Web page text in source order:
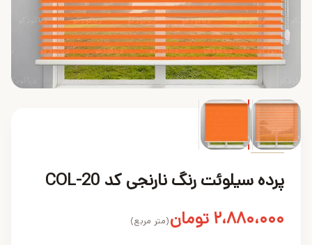
محصول
پرده سیلوئت رنگ نارنجی کد COL-20
۲،۸۸۰،۰۰۰ تومان(متر مربع)